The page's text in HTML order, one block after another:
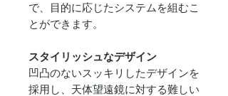
で、目的に応じたシステムを組むこ
とができます。
スタイリッシュなデザイン
凹凸のないスッキリしたデザインを
採用し、天体望遠鏡に対する難しい